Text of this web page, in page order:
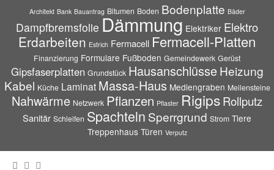
Architekt Bank Bauantrag Bitumen Boden Bodenplatte Bäder
Dampfbremsfolie Dämmung Elektriker Elektro
Erdarbeiten Estrich Fermacell Fermacell-Platten
Finanzierung Formulare Fußboden Gemeindewerk Gerüst
Gipsfaserplatten Grundstück Hausanschlüsse Heizung
Kabel Küche Laminat Massa-Haus Mediengraben Meilensteine
Nahwärme Netzwerk Pflanzen Pflaster RigipsRollputz
Sanitär Schleifen Spachteln Sperrgrund Strom Tiere
Treppenhaus Türen Verputz